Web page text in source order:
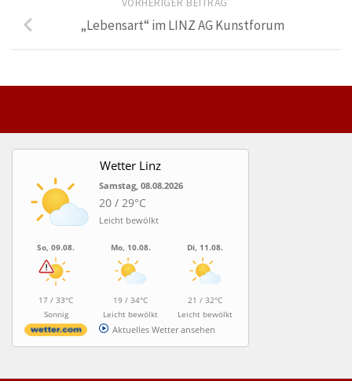
VORHERIGER BEITRAG
„Lebensart“ im LINZ AG Kunstforum
Wetter Linz
Samstag, 08.08.2026
20 / 29°C
Leicht bewölkt
So, 09.08.
17 / 33°C
Sonnig
Mo, 10.08.
19 / 34°C
Leicht bewölkt
Di, 11.08.
21 / 32°C
Leicht bewölkt
Aktuelles Wetter ansehen